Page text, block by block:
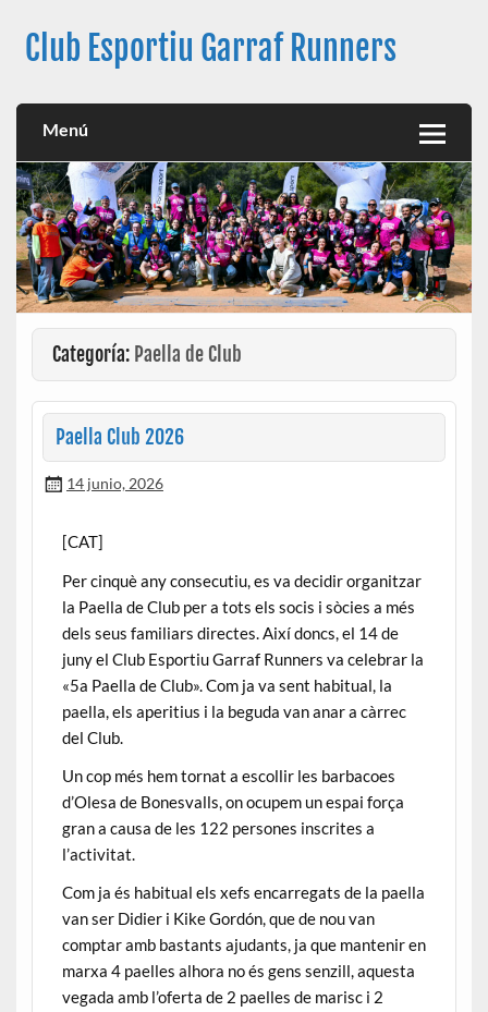
Club Esportiu Garraf Runners
Menú
Categoría: Paella de Club
Paella Club 2026
14 junio, 2026
[CAT]
Per cinquè any consecutiu, es va decidir organitzar
la Paella de Club per a tots els socis i sòcies a més
dels seus familiars directes. Així doncs, el 14 de
juny el Club Esportiu Garraf Runners va celebrar la
«5a Paella de Club». Com ja va sent habitual, la
paella, els aperitius i la beguda van anar a càrrec
del Club.
Un cop més hem tornat a escollir les barbacoes
d’Olesa de Bonesvalls, on ocupem un espai força
gran a causa de les 122 persones inscrites a
l’activitat.
Com ja és habitual els xefs encarregats de la paella
van ser Didier i Kike Gordón, que de nou van
comptar amb bastants ajudants, ja que mantenir en
marxa 4 paelles alhora no és gens senzill, aquesta
vegada amb l’oferta de 2 paelles de marisc i 2